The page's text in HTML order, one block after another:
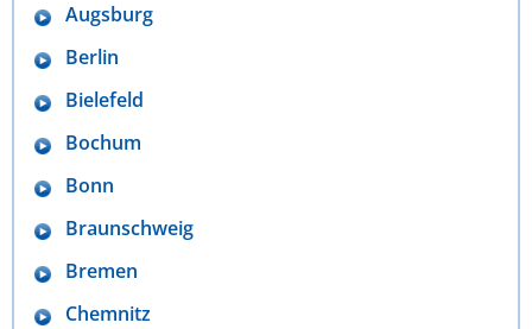
Augsburg
Berlin
Bielefeld
Bochum
Bonn
Braunschweig
Bremen
Chemnitz